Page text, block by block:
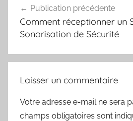
de
l’article
Publication précédente
Comment réceptionner un
Sonorisation de Sécurité
Laisser un commentaire
Votre adresse e-mail ne sera
champs obligatoires sont